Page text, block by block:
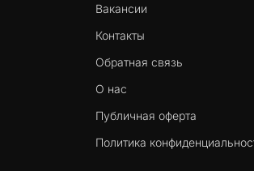
Вакансии
Контакты
Обратная связь
О нас
Публичная оферта
Политика